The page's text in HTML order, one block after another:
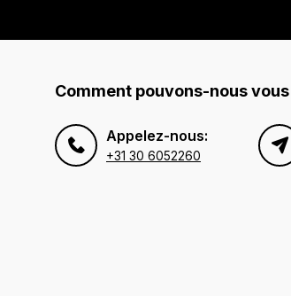
Comment pouvons-nous
Appelez-nous:
+31 30 6052260